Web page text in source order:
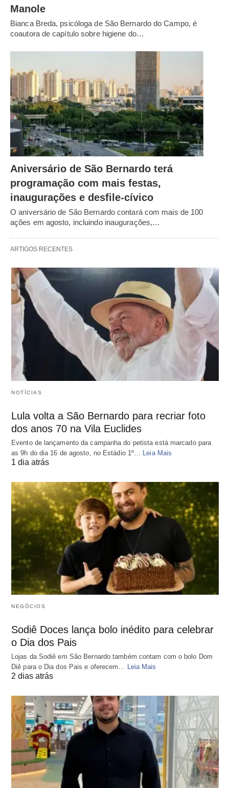
Manole
Bianca Breda, psicóloga de São Bernardo do Campo, é
coautora de capítulo sobre higiene do…
Aniversário de São Bernardo terá
programação com mais festas,
inaugurações e desfile-cívico
O aniversário de São Bernardo contará com mais de 100
ações em agosto, incluindo inaugurações,…
ARTIGOS RECENTES
NOTÍCIAS
Lula volta a São Bernardo para recriar foto
dos anos 70 na Vila Euclides
Evento de lançamento da campanha do petista está marcado para
as 9h do dia 16 de agosto, no Estádio 1º…
Leia Mais
1 dia atrás
NEGÓCIOS
Sodiê Doces lança bolo inédito para celebrar
o Dia dos Pais
Lojas da Sodiê em São Bernardo também contam com o bolo Dom
Diê para o Dia dos Pais e oferecem… Leia Mais
2 dias atrás